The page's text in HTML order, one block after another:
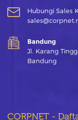
Hubungi Sales
Bandung
Jl. Karang
Bandung
CORPNET -